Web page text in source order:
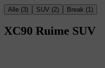
Alle (3) SUV (2) Break (1 )
XC90 Ruime SUV